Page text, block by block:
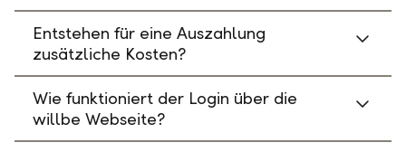
Entstehen für eine Auszahlung
zusätzliche Kosten?
Wie funktioniert der Login über die
willbe Webseite?